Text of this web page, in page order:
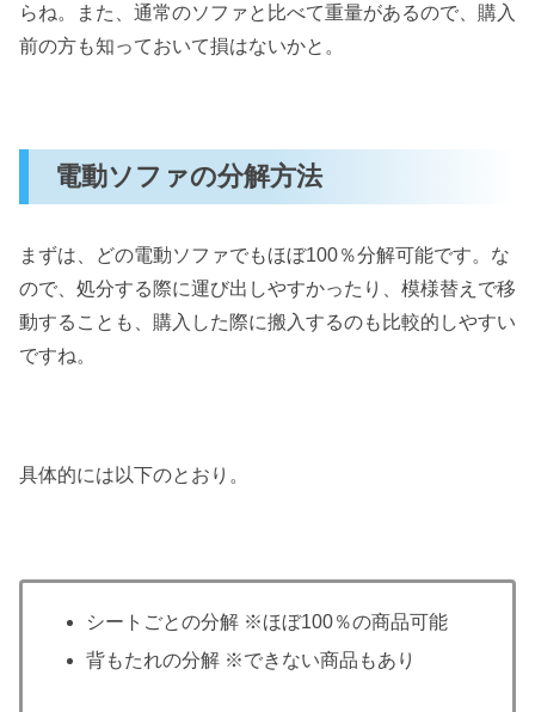
らね。また、通常のソファと比べて重量があるので、購入
前の方も知っておいて損はないかと。
電動ソファの分解方法
まずは、どの電動ソファでもほぼ100％分解可能です。な
ので、処分する際に運び出しやすかったり、模様替えで移
動することも、購入した際に搬入するのも比較的しやすい
ですね。
具体的には以下のとおり。
シートごとの分解 ※ほぼ100％の商品可能
背もたれの分解 ※できない商品もあり